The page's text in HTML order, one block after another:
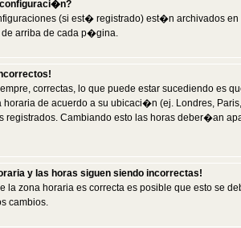
(si est� registrado) est�n archivados
de arriba de cada p�gina.
correctas, lo que puede estar sucediendo es
horaria de acuerdo a su ubicaci�n (ej. Londres,
Cambiando esto las horas deber�an
y las horas siguen siendo incorrectas!
la zona horaria es correcta es posible que esto se
cambios.